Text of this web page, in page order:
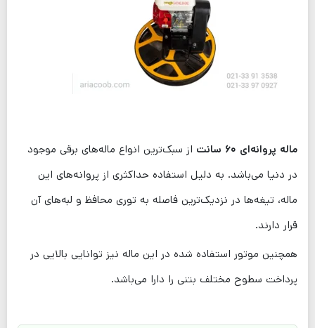
ماله پروانه‌ای ۶۰ سانت
از سبک‌ترین انواع ماله‌های برقی موجود
در دنیا می‌باشد. به دلیل استفاده حداکثری از پروانه‌های این
ماله، تیغه‌ها در نزدیک‌ترین فاصله به توری محافظ و لبه‌های آن
قرار دارند.
همچنین موتور استفاده شده در این ماله نیز توانایی بالایی در
پرداخت سطوح مختلف بتنی را دارا می‌باشد.